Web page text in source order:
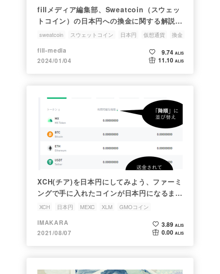
fillメディア編集部、Sweatcoin（スウェッ
トコイン）の日本円への換金に関する解説記
事を公開
sweatcoin スウェットコイン 日本円 仮想通貨 換金
fill-media
2024/01/04
9.74 ALIS
11.10 ALIS
XCH(チア)を日本円にしてみよう、ファーミ
ングで手に入れたコインが日本円になるまで
の旅。
XCH 日本円 MEXC XLM GMOコイン
IMAKARA
2021/08/07
3.89 ALIS
0.00 ALIS